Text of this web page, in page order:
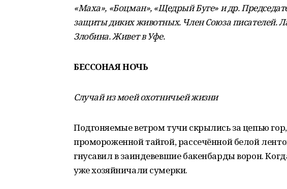
«Маха», «Боцман», «Щедрый Буге» и др.
защиты диких животных. Член Союза писателей.
Злобина. Живет в Уфе.
БЕССОНАЯ НОЧЬ
Случай из моей охотничьей жизни
Подгоняемые ветром тучи скрылись за цепью
промороженной тайгой, рассечённой белой
гнусавил в заиндевевшие бакенбарды ворон.
уже хозяйничали сумерки.